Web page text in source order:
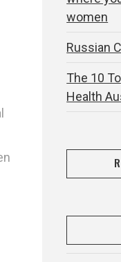
women
Russian
The 10
Health